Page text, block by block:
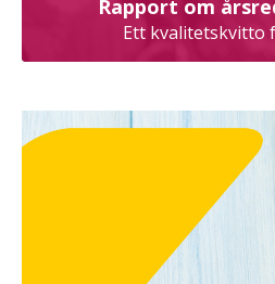
Rapport om
Ett kvalitetskvitto